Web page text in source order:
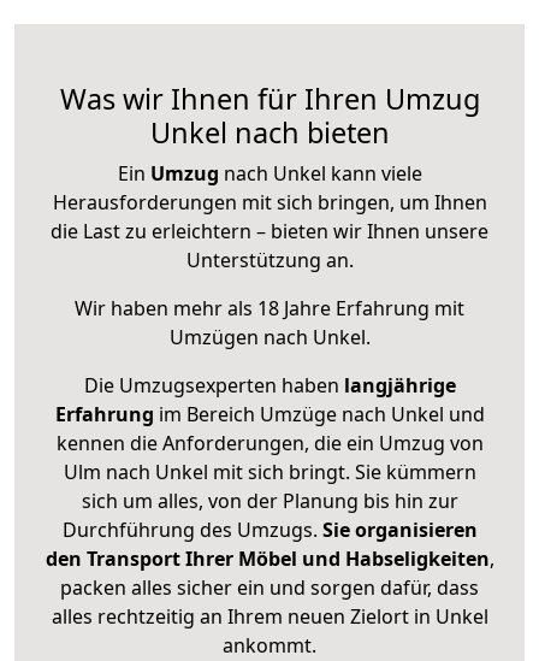
Was wir Ihnen für Ihren Umzug
Unkel nach bieten
Ein Umzug nach Unkel kann viele
Herausforderungen mit sich bringen, um Ihnen
die Last zu erleichtern – bieten wir Ihnen unsere
Unterstützung an.
Wir haben mehr als 18 Jahre Erfahrung mit
Umzügen nach Unkel.
Die Umzugsexperten haben langjährige
Erfahrung im Bereich Umzüge nach Unkel und
kennen die Anforderungen, die ein Umzug von
Ulm nach Unkel mit sich bringt. Sie kümmern
sich um alles, von der Planung bis hin zur
Durchführung des Umzugs. Sie organisieren
den Transport Ihrer Möbel und Habseligkeiten,
packen alles sicher ein und sorgen dafür, dass
alles rechtzeitig an Ihrem neuen Zielort in Unkel
ankommt.